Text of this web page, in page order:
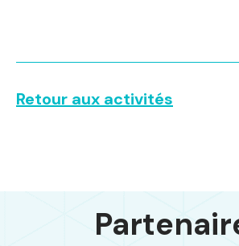
Retour aux activités